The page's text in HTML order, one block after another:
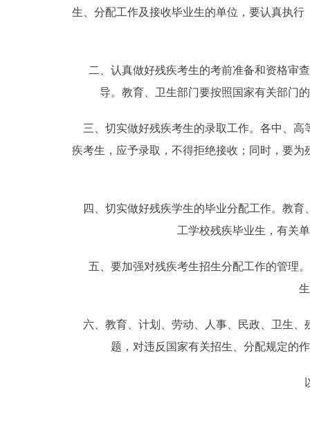
ESPAÑOL
生、分配工作及接收毕业生的单位，要认真执
二、认真做好残疾考生的考前准备和资格审
导。教育、卫生部门要按照国家有关部门
三、切实做好残疾考生的录取工作。各中、高
疾考生，应予录取，不得拒绝接收；同时，要
四、切实做好残疾学生的毕业分配工作。教育
工学校残疾毕业生，有关
五、要加强对残疾考生招生分配工作的管理
六、教育、计划、劳动、人事、民政、卫生、
题，对违反国家有关招生、分配规定的